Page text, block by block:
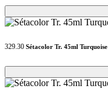
Loading...
Loading...
329.30 Sétacolor Tr. 45ml Turquoise
Loading...
Loading...